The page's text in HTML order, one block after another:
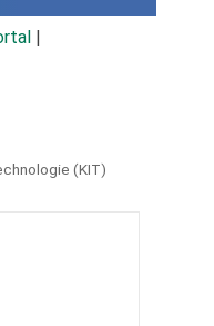
(KIT)